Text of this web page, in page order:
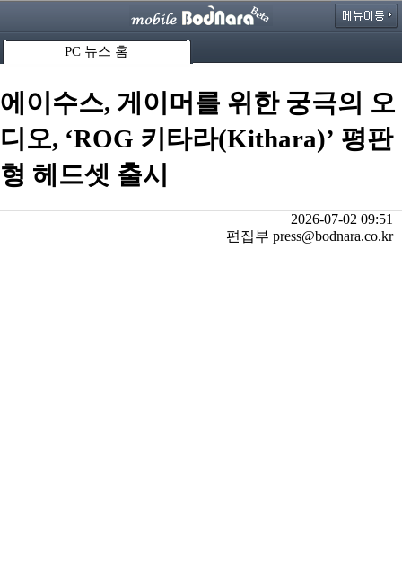
PC 뉴스 홈
에이수스, 게이머를 위한 궁극의 오
디오, ‘ROG 키타라(Kithara)’ 평판
형 헤드셋 출시
2026-07-02 09:51
편집부 press@bodnara.co.kr